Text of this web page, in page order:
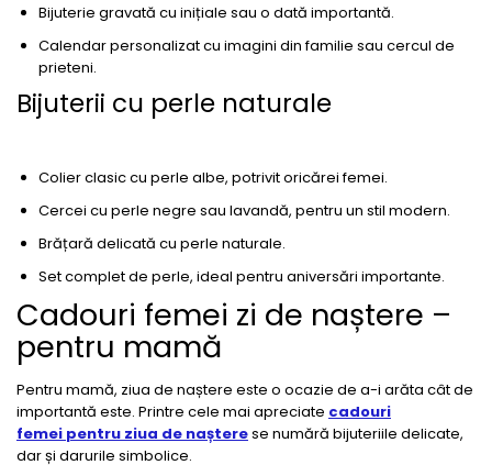
Bijuterie gravată cu inițiale sau o dată importantă.
Calendar personalizat cu imagini din familie sau cercul de
prieteni.
Bijuterii cu perle naturale
Colier clasic cu perle albe, potrivit oricărei femei.
Cercei cu perle negre sau lavandă, pentru un stil modern.
Brățară delicată cu perle naturale.
Set complet de perle, ideal pentru aniversări importante.
Cadouri femei zi de naștere –
pentru mamă
Pentru mamă, ziua de naștere este o ocazie de a-i arăta cât de
importantă este. Printre cele mai apreciate cadouri
femei pentru ziua de nașterese numără bijuteriile delicate,
dar și darurile simbolice.